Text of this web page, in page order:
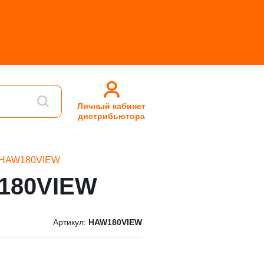
Личный кабинет
дистрибьютора
Артикул: HAW180VIEW